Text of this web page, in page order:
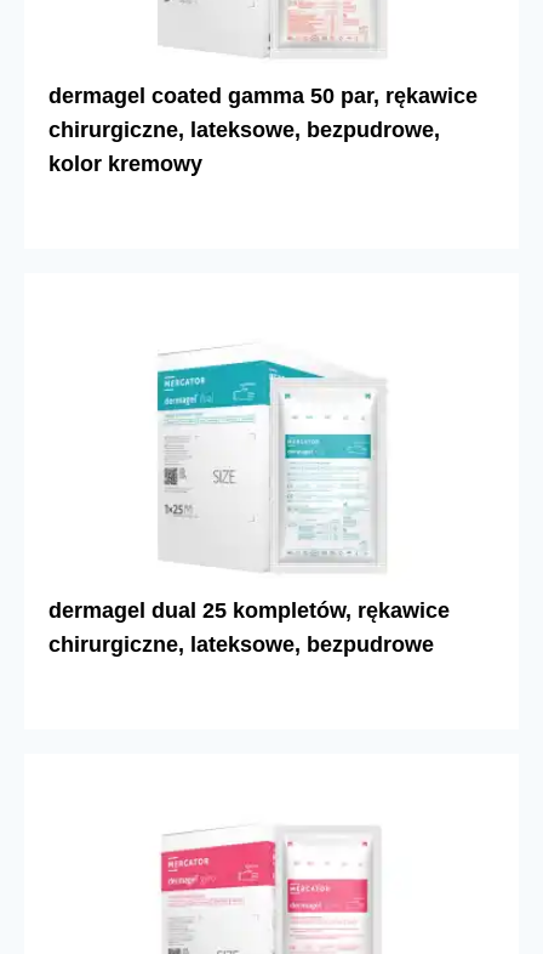
dermagel coated gamma 50 par, rękawice
chirurgiczne, lateksowe, bezpudrowe,
kolor kremowy
dermagel dual 25 kompletów, rękawice
chirurgiczne, lateksowe, bezpudrowe